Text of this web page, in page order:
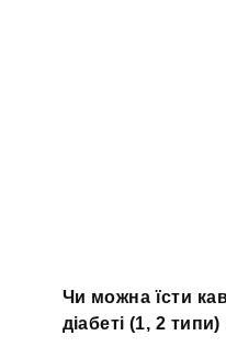
Чи можна їсти
діабеті (1, 2 типи)